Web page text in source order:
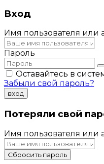
Вход
Имя пользователя или
Пароль
Оставайтесь в
Забыли свой пароль?
вход
Потеряли свой
Имя пользователя или
Сбросить пароль